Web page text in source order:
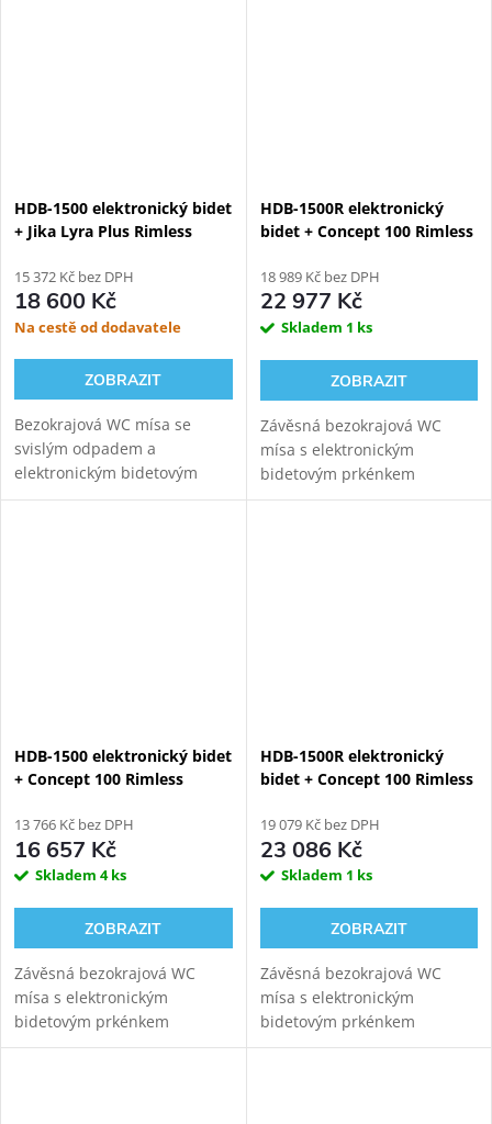
HDB-1500 elektronický bidet
+ Jika Lyra Plus Rimless
15 372 Kč bez DPH
18 600 Kč
Na cestě od dodavatele
ZOBRAZIT
Bezokrajová WC mísa se
svislým odpadem a
elektronickým bidetovým
prkénkem Hyundai Wacortec
HDB-1500R elektronický
bidet + Concept 100 Rimless
Duofix 111.300.00.6
18 989 Kč bez DPH
22 977 Kč
Skladem 1 ks
ZOBRAZIT
Závěsná bezokrajová WC
mísa s elektronickým
bidetovým prkénkem
HYUNDAI Wacortec s
HDB-1500 elektronický bidet
+ Concept 100 Rimless
13 766 Kč bez DPH
16 657 Kč
Skladem 4 ks
ZOBRAZIT
Závěsná bezokrajová WC
mísa s elektronickým
bidetovým prkénkem
HYUNDAI Wacortec s
HDB-1500R elektronický
bidet + Concept 100 Rimless
Kombifix 110.300.00.5
19 079 Kč bez DPH
23 086 Kč
Skladem 1 ks
ZOBRAZIT
Závěsná bezokrajová WC
mísa s elektronickým
bidetovým prkénkem
HYUNDAI Wacortec s